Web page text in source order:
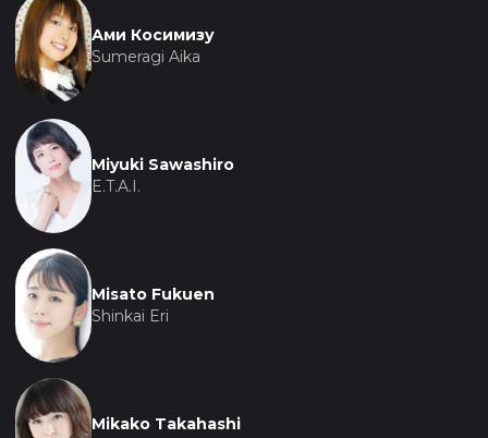
Ами Косимизу
Sumeragi Aika
Miyuki Sawashiro
E.T.A.I.
Misato Fukuen
Shinkai Eri
Mikako Takahashi